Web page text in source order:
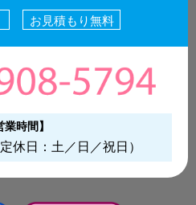
お見積もり無料
業時間】
定休日：土／日／祝日）